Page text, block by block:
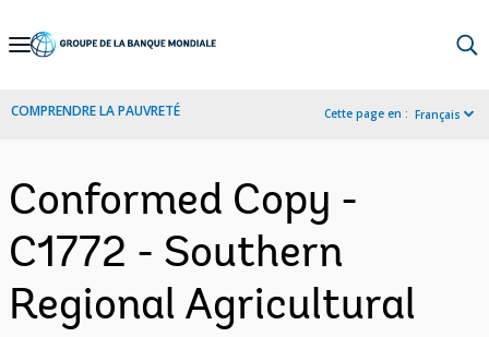
Skip
Navigation
COMPRENDRE LA PAUVRETÉ Cette page en : Français
Conformed Copy -
C1772 - Southern
Regional Agricultural